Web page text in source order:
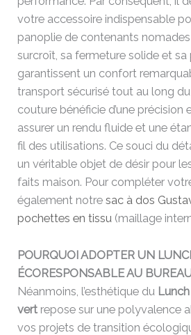
votre accessoire indispensable
panoplie de contenants
surcroît, sa fermeture solide et
garantissent un confort
transport sécurisé tout au long
couture bénéficie d’une précision
assurer un rendu fluide et une
fil des utilisations. Ce souci du
un véritable objet de désir pour
faits maison. Pour compléter
également notresac à dos
pochettes en tissu (maillage
POURQUOI ADOPTER UN
ÉCORESPONSABLE AU
Néanmoins, l’esthétique du
vert repose sur une polyvalence
vos projets de transition